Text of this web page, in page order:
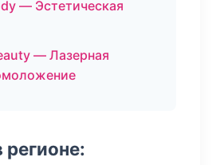
— Эстетическая
— Лазерная